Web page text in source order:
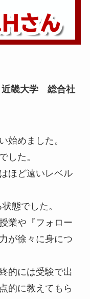
近畿大学 総合社
始めました。
した。
ほど遠いレベル
態でした。
業や『フォロー
が徐々に身につ
的には受験で出
的に教えてもら